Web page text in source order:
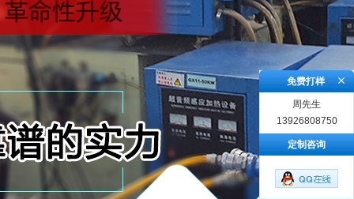
免费打样
周先生
13926808750
定制咨询